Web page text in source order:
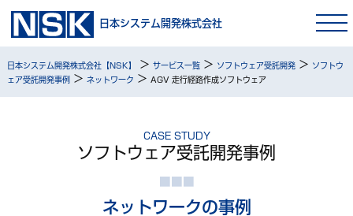
日本システム開発株式会社
日本システム開発株式会社【NSK】 > サービス一覧> ソフトウェア受託開発> ソフトウ
ェア受託開発事例 > ネットワーク > AGV 走行経路作成ソフトウェア
CASE STUDY
ソフトウェア受託開発事例
ネットワークの事例